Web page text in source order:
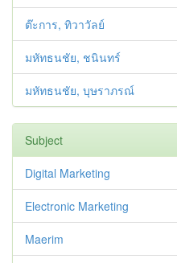
ต๊ะการ, ทิวาวัลย์
มหัทธนชัย, ชนินทร์
มหัทธนชัย, บุษราภรณ์
Subject
Digital Marketing
Electronic Marketing
Maerim